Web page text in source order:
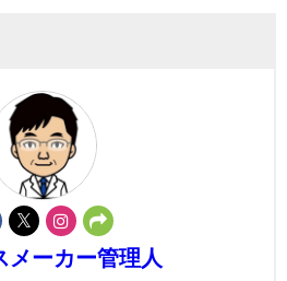
メーカー管理人